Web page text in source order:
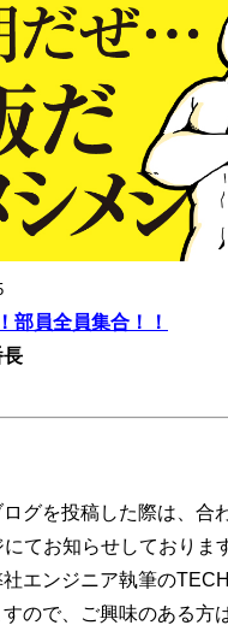
部員全員集合！！
長
グを投稿した際は、合
てお知らせしておりま
社エンジニア執筆の
ので、ご興味のある方
ffF1 orange1">大切なお知
list lh17 fw6">
date fz16 white1">2021/
hajimecreate.com/
fz18 white1 my-shuffle">
body">
group clearfix">
制作" class="topNav-
webp" media="(max-